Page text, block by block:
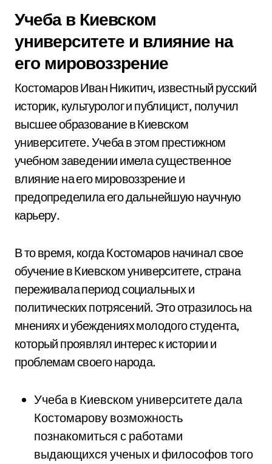
Учеба в Киевском
университете и влияние на
его мировоззрение
Костомаров Иван Никитич, известный русский
историк, культуролог и публицист, получил
высшее образование в Киевском
университете. Учеба в этом престижном
учебном заведении имела существенное
влияние на его мировоззрение и
предопределила его дальнейшую научную
карьеру.
В то время, когда Костомаров начинал свое
обучение в Киевском университете, страна
переживала период социальных и
политических потрясений. Это отразилось на
мнениях и убеждениях молодого студента,
который проявлял интерес к истории и
проблемам своего народа.
Учеба в Киевском университете дала
Костомарову возможность
познакомиться с работами
выдающихся ученых и философов того